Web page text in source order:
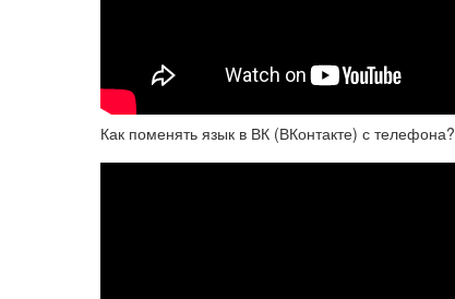
Как поменять язык в ВК (ВКонтакте) с телефона?